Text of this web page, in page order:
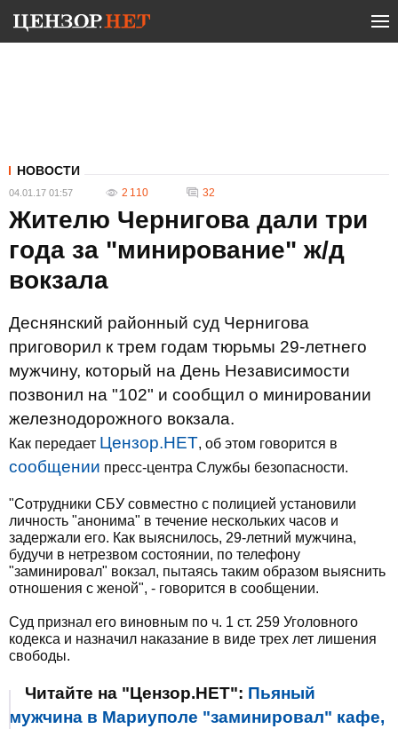
НОВОСТИ
04.01.17 01:57 2 110 32
Жителю Чернигова дали три
года за "минирование" ж/д
вокзала
Деснянский районный суд Чернигова
приговорил к трем годам тюрьмы 29-летнего
мужчину, который на День Независимости
позвонил на "102" и сообщил о минировании
железнодорожного вокзала.
Как передает Цензор.НЕТ, об этом говорится в
сообщении пресс-центра Службы безопасности.
"Сотрудники СБУ совместно с полицией установили
личность "анонима" в течение нескольких часов и
задержали его. Как выяснилось, 29-летний мужчина,
будучи в нетрезвом состоянии, по телефону
"заминировал" вокзал, пытаясь таким образом выяснить
отношения с женой", - говорится в сообщении.
Суд признал его виновным по ч. 1 ст. 259 Уголовного
кодекса и назначил наказание в виде трех лет лишения
свободы.
Читайте на "Цензор.НЕТ": Пьяный
мужчина в Мариуполе "заминировал" кафе,